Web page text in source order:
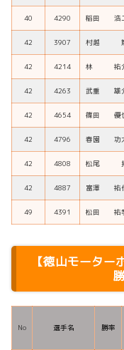
40 4290 稲田 浩
42 3907 村越
42 4214 林 祐
42 4263 武重 雄
42 4654 篠田 優
42 4796 春園 功
42 4808 松尾
42 4887 富澤 祐
49 4391 松田 祐
【徳山モーター
No 選手名 勝率